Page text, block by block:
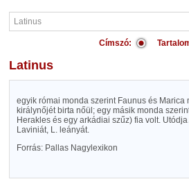
Címszó:
Latinus
egyik római monda szerint Faunus és Marica
királynőjét birta nőül; egy másik monda
Herakles és egy arkádiai szűz) fia volt.
Laviniát, L. leányát.
Forrás: Pallas Nagylexikon